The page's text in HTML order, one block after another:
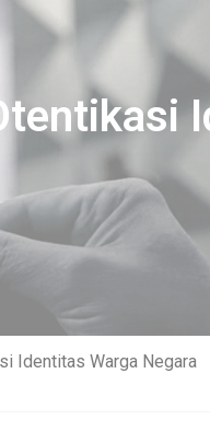
Identitas Warga Negara